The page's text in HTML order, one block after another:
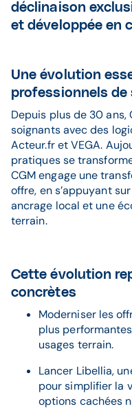
déclinaison
et développée en
Une évolution
professionnels
Depuis plus de 30
soignants avec des
Acteur.fr et VEGA.
pratiques se
CGM engage une
offre, en s’appuyant
ancrage local et une
terrain.
Cette évolution
concrètes
Moderniser les
plus
usages terrain.
Lancer Libellia,
pour simplifier la
options cachées